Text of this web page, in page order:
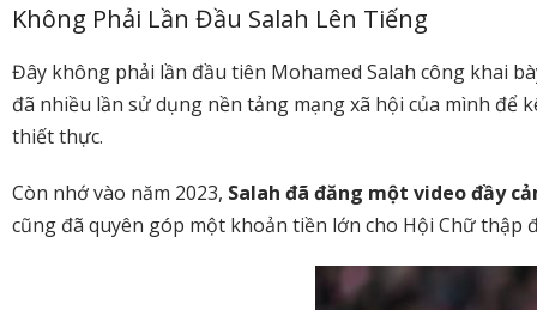
Không Phải Lần Đầu Salah Lên Tiếng
Đây không phải lần đầu tiên Mohamed Salah công khai
đã nhiều lần sử dụng nền tảng mạng xã hội của mình để
thiết thực.
Còn nhớ vào năm 2023, Salah đã đăng một video đầy
cũng đã quyên góp một khoản tiền lớn cho Hội Chữ thập